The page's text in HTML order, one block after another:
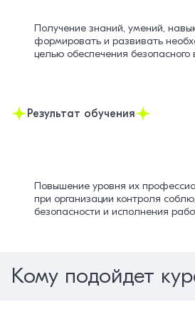
Получение знаний, умений,
формировать и развивать
целью обеспечения
Результат обучения
Повышение уровня их
при организации контроля
безопасности и исполнения
Кому подойдет